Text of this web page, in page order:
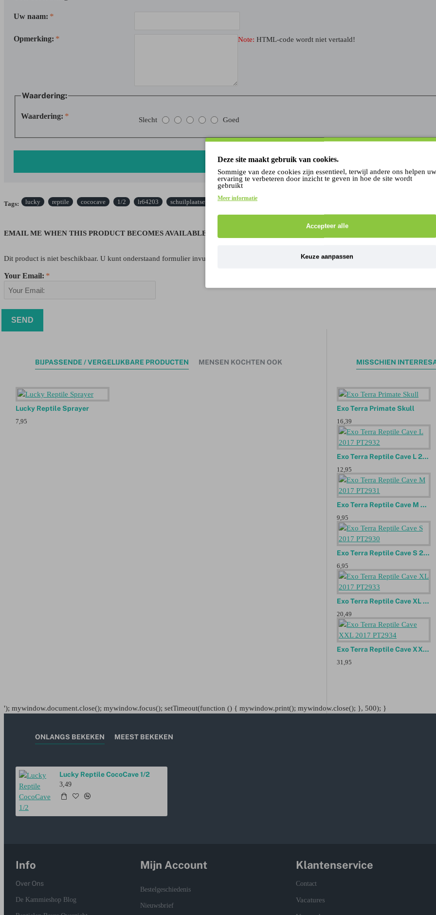
Uw naam:
Opmerking: Note: HTML-code wordt niet vertaald!
Waardering:
Waardering: Slecht Goed
VERDER
Tags: lucky reptile cococave 1/2 lr64203 schuilplaatsen
EMAIL ME WHEN THIS PRODUCT BECOMES AVAILABLE AGAIN
Dit product is niet beschikbaar. U kunt onderstaand formulier invullen om een bericht te ontvangen wanneer het product weer beschikbaar is.
Your Email:
SEND
BIJPASSENDE / VERGELIJKBARE PRODUCTEN MENSEN KOCHTEN OOK
Lucky Reptile Sprayer
7,95
MISSCHIEN
Exo Terra Primate Skull
16,39
Exo Terra Reptile Cave L 2017 PT2932
12,95
Exo Terra Reptile Cave M 2017 PT2931
9,95
Exo Terra Reptile Cave S 2017 PT2930
6,95
Exo Terra Reptile Cave XL 2017 PT2933
20,49
Exo Terra Reptile Cave XXL 2017 PT2934
31,95
'); mywindow.document.close(); mywindow.focus(); setTimeout(function () { mywindow.print(); mywindow.close(); }, 500); }
ONLANGS BEKEKEN MEEST BEKEKEN
Lucky Reptile CocoCave 1/2
3,49
Info
Over Ons
De Kammieshop Blog
Mijn Account
Bestelgeschiedenis
Nieuwsbrief
Klantenservice
Contact
Vacatures
Deze site maakt gebruik van cookies.
Sommige van deze cookies zijn essentieel, terwijl andere ons helpen uw
ervaring te verbeteren door inzicht te geven in hoe de site wordt
gebruikt
Meer informatie
Accepteer alle
Keuze aanpassen